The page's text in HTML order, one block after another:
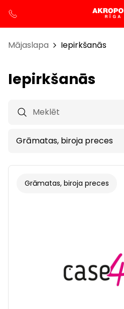
Mājaslapa Iepirkšanās
Iepirkšanās
Grāmatas, biroja preces